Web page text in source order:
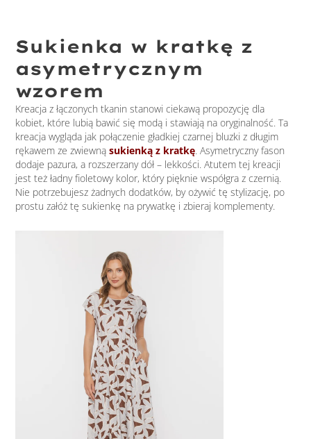
Sukienka w kratkę z
asymetrycznym
wzorem
Kreacja z łączonych tkanin stanowi ciekawą propozycję dla
kobiet, które lubią bawić się modą i stawiają na oryginalność. Ta
kreacja wygląda jak połączenie gładkiej czarnej bluzki z długim
rękawem ze zwiewnąsukienką z kratkę. Asymetryczny fason
dodaje pazura, a rozszerzany dół – lekkości. Atutem tej kreacji
jest też ładny fioletowy kolor, który pięknie współgra z czernią.
Nie potrzebujesz żadnych dodatków, by ożywić tę stylizację, po
prostu załóż tę sukienkę na prywatkę i zbieraj komplementy.